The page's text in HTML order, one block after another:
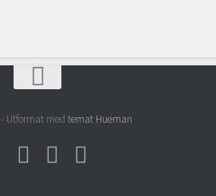
- Utformat medtemat Hueman